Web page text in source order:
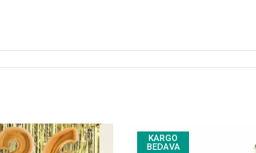
KARGO
BEDAVA